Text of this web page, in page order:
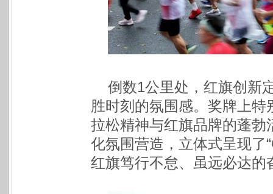
倒数1公里处，红旗创新
胜时刻的氛围感。奖牌上
拉松精神与红旗品牌的蓬
化氛围营造，立体式呈现了
红旗笃行不怠、虽远必达的